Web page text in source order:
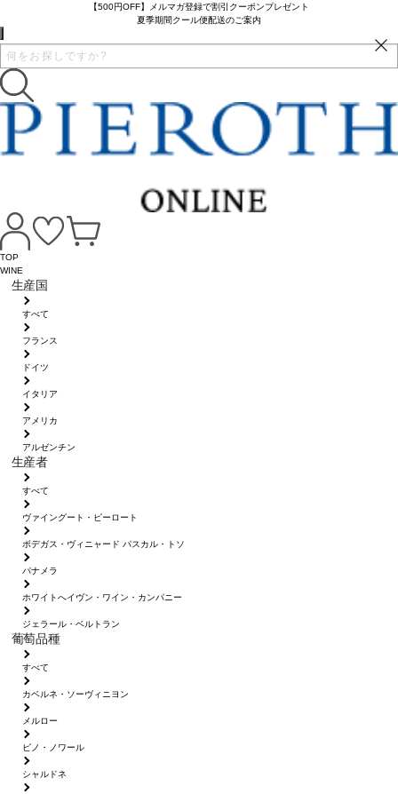
【500円OFF】メルマガ登録で割引クーポンプレゼント
夏季期間クール便配送のご案内
TOP
WINE
生産国
すべて
フランス
ドイツ
イタリア
アメリカ
アルゼンチン
生産者
すべて
ヴァイングート・ピーロート
ボデガス・ヴィニャード パスカル・トソ
パナメラ
ホワイトへイヴン・ワイン・カンパニー
ジェラール・ベルトラン
葡萄品種
すべて
カベルネ・ソーヴィニヨン
メルロー
ピノ・ノワール
シャルドネ